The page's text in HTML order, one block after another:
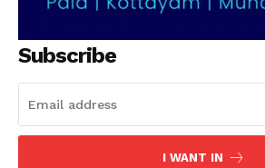
Subscribe
I WANT IN